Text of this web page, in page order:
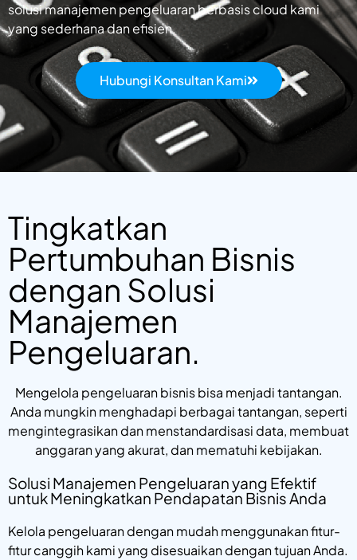
solusi manajemen pengeluaran berbasis cloud kami
yang sederhana dan efisien.
Hubungi Konsultan Kami
Tingkatkan
Pertumbuhan Bisnis
dengan Solusi
Manajemen
Pengeluaran.
Mengelola pengeluaran bisnis bisa menjadi tantangan.
Anda mungkin menghadapi berbagai tantangan, seperti
mengintegrasikan dan menstandardisasi data, membuat
anggaran yang akurat, dan mematuhi kebijakan.
Solusi Manajemen Pengeluaran yang Efektif
untuk Meningkatkan Pendapatan Bisnis Anda
Kelola pengeluaran dengan mudah menggunakan fitur-
fitur canggih kami yang disesuaikan dengan tujuan Anda.